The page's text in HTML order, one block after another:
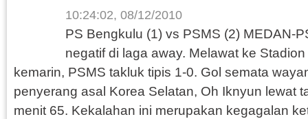
10:24:02, 08/12/2010
PS Bengkulu (1) vs PSMS (2) MEDAN-
negatif di laga away. Melawat ke
kemarin, PSMS takluk tipis 1-0. Gol semata
penyerang asal Korea Selatan, Oh Iknyun lewat
menit 65. Kekalahan ini merupakan kegagalan